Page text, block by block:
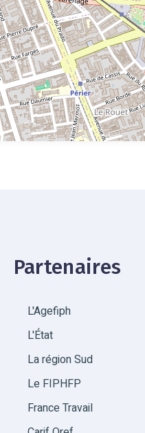
Partenaires
L'Agefiph
L'État
La région Sud
Le FIPHFP
France Travail